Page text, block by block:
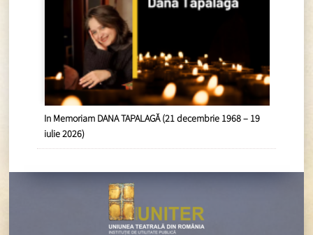
In Memoriam DANA TAPALAGĂ (21 decembrie 1968 – 19
iulie 2026)